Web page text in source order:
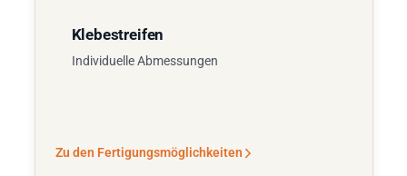
Klebestreifen
Individuelle Abmessungen
Zu den Fertigungsmöglichkeiten